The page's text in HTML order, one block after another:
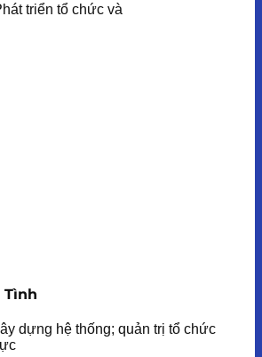
triển tổ chức và
Tình
dựng hệ thống; quản trị tổ chức